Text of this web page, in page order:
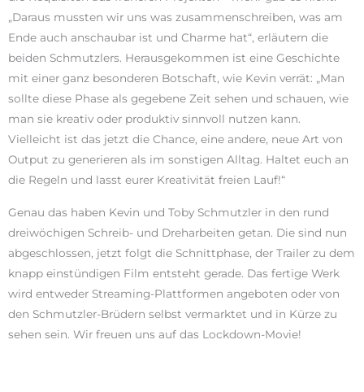
„Daraus mussten wir uns was zusammenschreiben, was am
Ende auch anschaubar ist und Charme hat“, erläutern die
beiden Schmutzlers. Herausgekommen ist eine Geschichte
mit einer ganz besonderen Botschaft, wie Kevin verrät: „Man
sollte diese Phase als gegebene Zeit sehen und schauen, wie
man sie kreativ oder produktiv sinnvoll nutzen kann.
Vielleicht ist das jetzt die Chance, eine andere, neue Art von
Output zu generieren als im sonstigen Alltag. Haltet euch an
die Regeln und lasst eurer Kreativität freien Lauf!“
Genau das haben Kevin und Toby Schmutzler in den rund
dreiwöchigen Schreib- und Dreharbeiten getan. Die sind nun
abgeschlossen, jetzt folgt die Schnittphase, der Trailer zu dem
knapp einstündigen Film entsteht gerade. Das fertige Werk
wird entweder Streaming-Plattformen angeboten oder von
den Schmutzler-Brüdern selbst vermarktet und in Kürze zu
sehen sein. Wir freuen uns auf das Lockdown-Movie!